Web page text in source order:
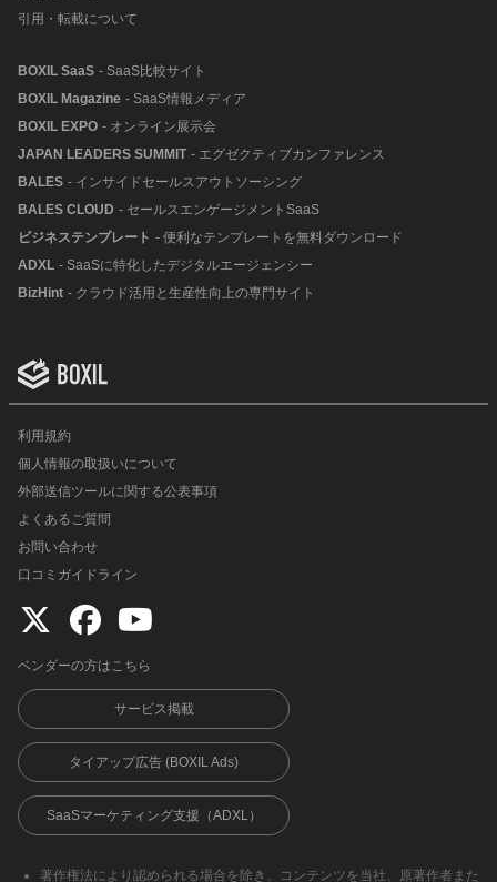
引用・転載について
BOXIL SaaS - SaaS比較サイト
BOXIL Magazine - SaaS情報メディア
BOXIL EXPO - オンライン展示会
JAPAN LEADERS SUMMIT - エグゼクティブカンファレンス
BALES - インサイドセールスアウトソーシング
BALES CLOUD - セールスエンゲージメントSaaS
ビジネステンプレート - 便利なテンプレートを無料ダウンロード
ADXL - SaaSに特化したデジタルエージェンシー
BizHint - クラウド活用と生産性向上の専門サイト
利用規約
個人情報の取扱いについて
外部送信ツールに関する公表事項
よくあるご質問
お問い合わせ
口コミガイドライン
ベンダーの方はこちら
サービス掲載
タイアップ広告 (BOXIL Ads)
SaaSマーケティング支援（ADXL）
著作権法により認められる場合を除き、コンテンツを当社、原著作者また